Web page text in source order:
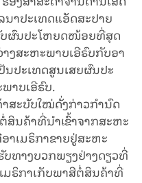
ນາ​ປະ​ເທດ​ແອັ​ດ​ສະ​ປາຍ​
ບ​ຜົນ​ປະ​ໂຫຍດ​ໜ້ອຍ​ທີ່​ສຸດ​
ງ​ສະ​ຫະ​ພາບ​ເອີ​ຣົບ​ກັບ​ອາ​
ນ​ປະ​ເທດ​ສູນ​ເສຍ​ຜົນ​ປະ​
າບ​ເອີ​ຣົບ.
ສະ​ບັບ​ໃໝ່​ດັ່ງ​ກ່າວ​ກຳ​ນົດ​
ສິນ​ຄ້າ​ທີ່​ນຳ​ເຂົ້າ​ຈາກ​ສະ​ຫະ​
າ​ເມ​ຣິ​ກາ​ຂາຍ​ຢູ່​ສະ​ຫະ​
ບ​ທາງບວກ​ພຽງ​ຢ່າງ​ດຽວ​ທີ່​
ມ​ຣິ​ກາ​ເກັບ​ພາ​ສີ​ຕໍ່​ສິນ​ຄ້າ​ທີ່​